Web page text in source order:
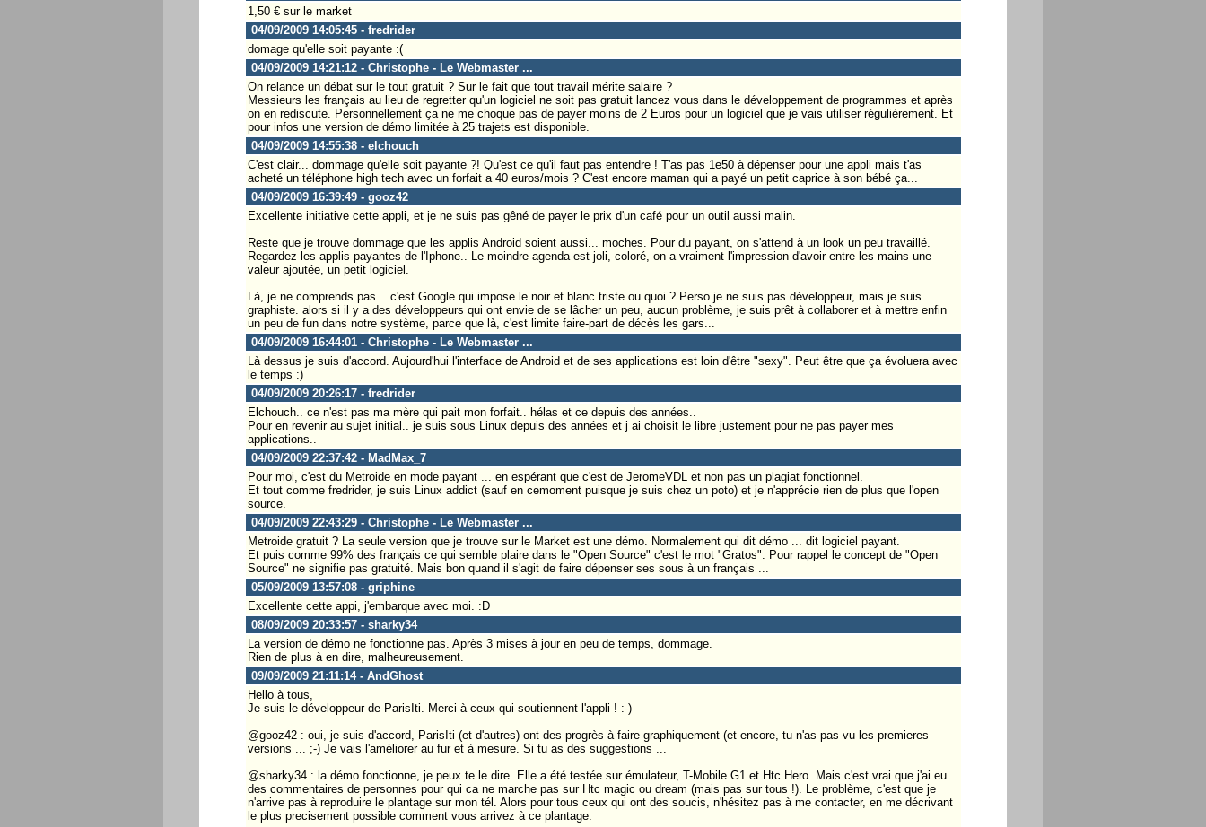
1,50 € sur le market
04/09/2009 14:05:45 - fredrider
domage qu'elle soit payante :(
04/09/2009 14:21:12 - Christophe - Le Webmaster ...
On relance un débat sur le tout gratuit ? Sur le fait que tout travail mérite salaire ?
Messieurs les français au lieu de regretter qu'un logiciel ne soit pas gratuit lancez vous dans le développement de programmes et après
on en rediscute. Personnellement ça ne me choque pas de payer moins de 2 Euros pour un logiciel que je vais utiliser régulièrement. Et
pour infos une version de démo limitée à 25 trajets est disponible.
04/09/2009 14:55:38 - elchouch
C'est clair... dommage qu'elle soit payante ?! Qu'est ce qu'il faut pas entendre ! T'as pas 1e50 à dépenser pour une appli mais t'as
acheté un téléphone high tech avec un forfait a 40 euros/mois ? C'est encore maman qui a payé un petit caprice à son bébé ça...
04/09/2009 16:39:49 - gooz42
Excellente initiative cette appli, et je ne suis pas gêné de payer le prix d'un café pour un outil aussi malin.
Reste que je trouve dommage que les applis Android soient aussi... moches. Pour du payant, on s'attend à un look un peu travaillé.
Regardez les applis payantes de l'Iphone.. Le moindre agenda est joli, coloré, on a vraiment l'impression d'avoir entre les mains une
valeur ajoutée, un petit logiciel.
Là, je ne comprends pas... c'est Google qui impose le noir et blanc triste ou quoi ? Perso je ne suis pas développeur, mais je suis
graphiste. alors si il y a des développeurs qui ont envie de se lâcher un peu, aucun problème, je suis prêt à collaborer et à mettre enfin
un peu de fun dans notre système, parce que là, c'est limite faire-part de décès les gars...
04/09/2009 16:44:01 - Christophe - Le Webmaster ...
Là dessus je suis d'accord. Aujourd'hui l'interface de Android et de ses applications est loin d'être "sexy". Peut être que ça évoluera avec
le temps :)
04/09/2009 20:26:17 - fredrider
Elchouch.. ce n'est pas ma mère qui pait mon forfait.. hélas et ce depuis des années..
Pour en revenir au sujet initial.. je suis sous Linux depuis des années et j ai choisit le libre justement pour ne pas payer mes
applications..
04/09/2009 22:37:42 - MadMax_7
Pour moi, c'est du Metroide en mode payant ... en espérant que c'est de JeromeVDL et non pas un plagiat fonctionnel.
Et tout comme fredrider, je suis Linux addict (sauf en cemoment puisque je suis chez un poto) et je n'apprécie rien de plus que l'open
source.
04/09/2009 22:43:29 - Christophe - Le Webmaster ...
Metroide gratuit ? La seule version que je trouve sur le Market est une démo. Normalement qui dit démo ... dit logiciel payant.
Et puis comme 99% des français ce qui semble plaire dans le "Open Source" c'est le mot "Gratos". Pour rappel le concept de "Open
Source" ne signifie pas gratuité. Mais bon quand il s'agit de faire dépenser ses sous à un français ...
05/09/2009 13:57:08 - griphine
Excellente cette appi, j'embarque avec moi. :D
08/09/2009 20:33:57 - sharky34
La version de démo ne fonctionne pas. Après 3 mises à jour en peu de temps, dommage.
Rien de plus à en dire, malheureusement.
09/09/2009 21:11:14 - AndGhost
Hello à tous,
Je suis le développeur de ParisIti. Merci à ceux qui soutiennent l'appli ! :-)
@gooz42 : oui, je suis d'accord, ParisIti (et d'autres) ont des progrès à faire graphiquement (et encore, tu n'as pas vu les premieres
versions ... ;-) Je vais l'améliorer au fur et à mesure. Si tu as des suggestions ...
@sharky34 : la démo fonctionne, je peux te le dire. Elle a été testée sur émulateur, T-Mobile G1 et Htc Hero. Mais c'est vrai que j'ai eu
des commentaires de personnes pour qui ca ne marche pas sur Htc magic ou dream (mais pas sur tous !). Le problème, c'est que je
n'arrive pas à reproduire le plantage sur mon tél. Alors pour tous ceux qui ont des soucis, n'hésitez pas à me contacter, en me décrivant
le plus precisement possible comment vous arrivez à ce plantage.